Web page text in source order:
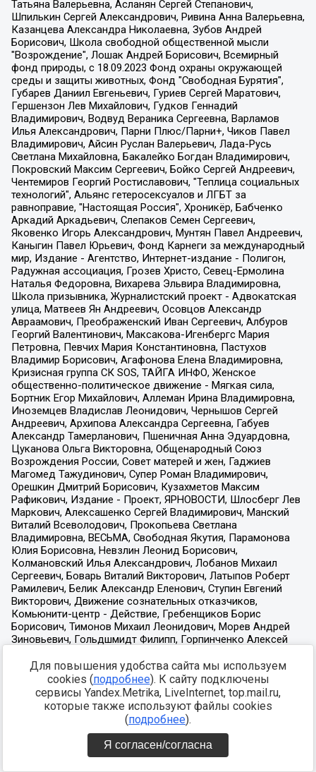
Для повышения удобства сайта мы используем
cookies (подробнее). К сайту подключены
сервисы Yandex.Metrika, LiveInternet, top.mail.ru,
которые также используют файлы cookies
(подробнее).
Я согласен/согласна